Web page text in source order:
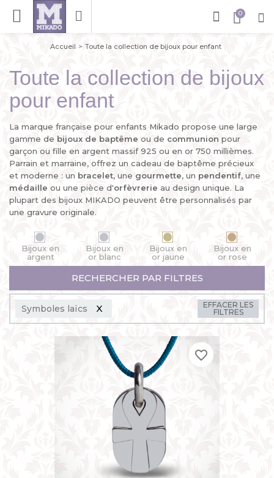
Accueil Toute la collection de bijoux pour enfant
Toute la collection de bijoux
pour enfant
La marque française pour enfants Mikado propose une large
gamme de bijoux de baptême ou de communion pour
garçon ou fille en argent massif 925 ou en or 750 millièmes.
Parrain et marraine, offrez un cadeau de baptême précieux
et moderne : un bracelet, une gourmette, un pendentif, une
médaille ou une pièce d'orfèvrerie au design unique. La
plupart des bijoux MIKADO peuvent être personnalisés par
une gravure originale.
RECHERCHER PAR FILTRES
Bijoux en
argent
Bijoux en
or blanc
Bijoux en
or jaune
Bijoux en
or rose
EFFACER LES
FILTRES
Symboles laïcs
favorite_border
favorite_border
favorite_border